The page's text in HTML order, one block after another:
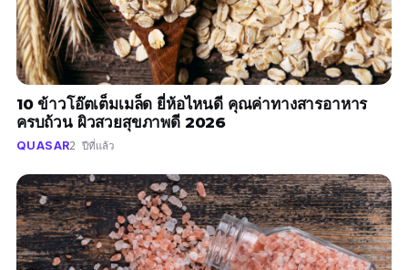
10 ข้าวโอ๊ตเต็มเมล็ด ยี่ห้อไหนดี คุณค่าทางสารอาหาร
ครบถ้วน ผิวสวยสุขภาพดี 2026
QUASAR2 ปีที่แล้ว